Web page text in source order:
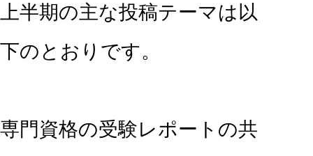
上半期の主な投稿テーマは以
下のとおりです。
専門資格の受験レポートの共